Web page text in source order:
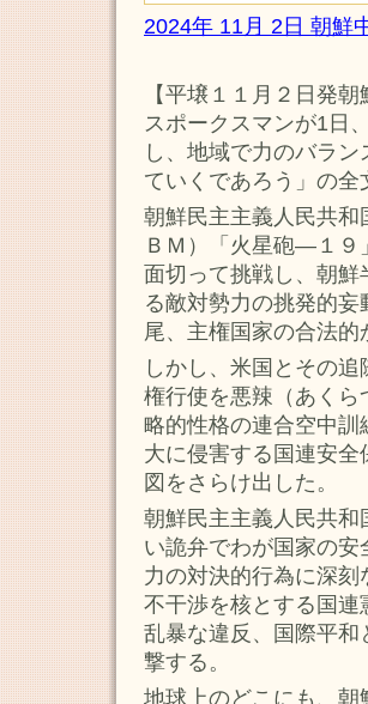
2024年 11月 2日 朝鮮
【平壌１１月２日発
スポークスマンが1日
し、地域で力のバラ
ていくであろう」の全
朝鮮民主主義人民共
ＢＭ）「火星砲―１９
面切って挑戦し、朝
る敵対勢力の挑発的
尾、主権国家の合法
しかし、米国とその
権行使を悪辣（あく
略的性格の連合空中
大に侵害する国連安
図をさらけ出した。
朝鮮民主主義人民共
い詭弁でわが国家の
力の対決的行為に深
不干渉を核とする国
乱暴な違反、国際平
撃する。
地球上のどこにも、